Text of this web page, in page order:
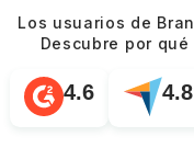
Los usuarios de
Descubre por
4.6 4.8